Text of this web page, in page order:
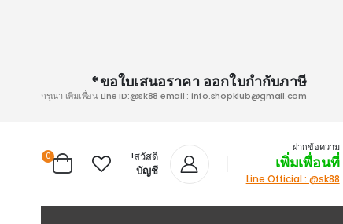
ขอใบเสนอราคา ออกใบกำกับภาษี*
กรุณา เพิ่มเพื่อน Line ID:@sk88 email : info.shopklub@gmail.com
ฝากข้อความ
เพิ่มเพื่อนที่
Line Official : @sk88
สวัสดี!
บัญชี
Cart
0